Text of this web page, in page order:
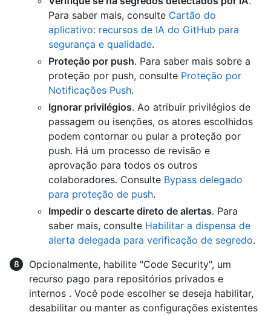
Para saber mais, consulte Cartão do
aplicativo: recursos de IA do GitHub para
segurança e qualidade.
Proteção por push. Para saber mais sobre a
proteção por push, consulte Proteção por
Notificações Push.
Ignorar privilégios. Ao atribuir privilégios de
passagem ou isenções, os atores escolhidos
podem contornar ou pular a proteção por
push. Há um processo de revisão e
aprovação para todos os outros
colaboradores. Consulte Bypass delegado
para proteção de push.
Impedir o descarte direto de alertas. Para
saber mais, consulte Habilitar a dispensa de
alerta delegada para verificação de segredo.
Opcionalmente, habilite "Code Security", um
recurso pago para repositórios privados e
internos . Você pode escolher se deseja habilitar,
desabilitar ou manter as configurações existentes